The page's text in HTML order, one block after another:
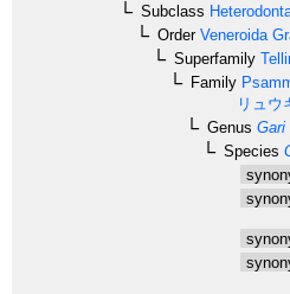
Subclass
OrderVeneroida
Superfamily
Family
リュウ
Genus Gari
Species